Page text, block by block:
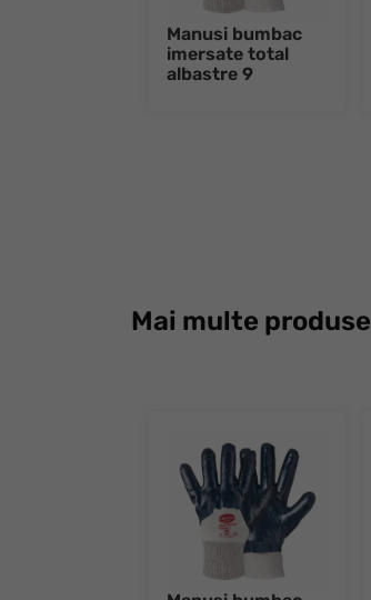
Manusi bumbac
imersate total
albastre 9
Mai multe produse